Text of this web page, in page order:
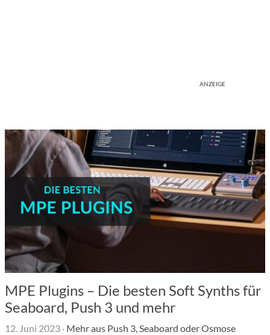
ANZEIGE
MPE Plugins – Die besten Soft Synths für
Seaboard, Push 3 und mehr
12. Juni 2023 · Mehr aus Push 3, Seaboard oder Osmose